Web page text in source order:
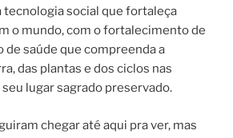
tecnologia social que fortaleça
o mundo, com o fortalecimento de
de saúde que compreenda a
das plantas e dos ciclos nas
lugar sagrado preservado.
chegar até aqui pra ver, mas